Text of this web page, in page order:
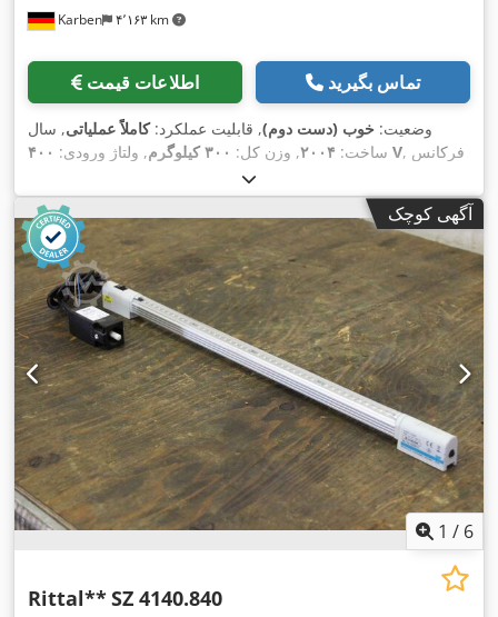
Karben ۴٬۱۶۳ km
اطلاعات قیمت تماس بگیرید
وضعیت: خوب (دست دوم), قابلیت عملکرد:کاملاً عملیاتی, سال
ساخت: ۲۰۰۴, وزن کل: ۳۰۰ کیلوگرم , ولتاژ ورودی: ۴۰۰ V, فرکانس
آگهی کوچک
1 / 6
Rittal**SZ 4140.840